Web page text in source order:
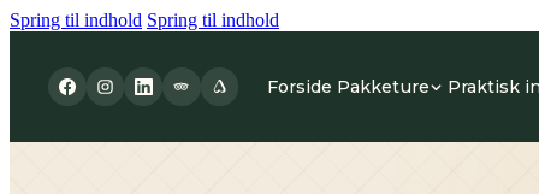
Spring til indhold Spring til indhold
Forside Pakketure Praktisk